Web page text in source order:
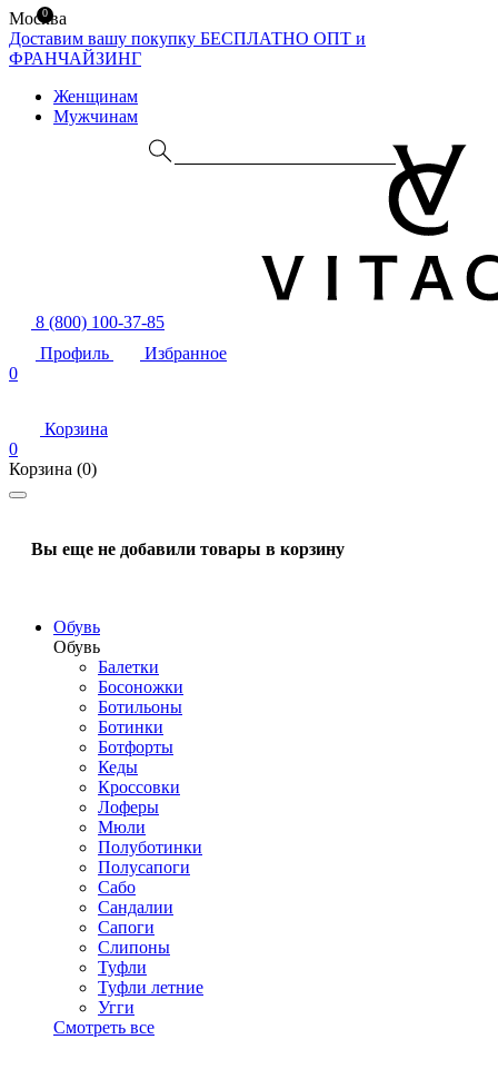
Москва
Доставим вашу покупку БЕСПЛАТНО ОПТ и
ФРАНЧАЙЗИНГ
Женщинам
Мужчинам
8 (800) 100-37-85
Профиль
Избранное
0
Корзина
0
Корзина (0)
Вы еще не добавили товары в корзину
Обувь
Обувь
Балетки
Босоножки
Ботильоны
Ботинки
Ботфорты
Кеды
Кроссовки
Лоферы
Мюли
Полуботинки
Полусапоги
Сабо
Сандалии
Сапоги
Слипоны
Туфли
Туфли летние
Угги
Смотреть все
0